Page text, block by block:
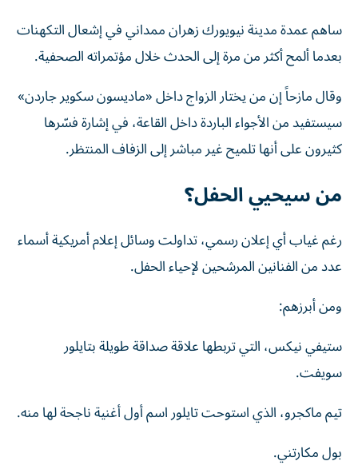
ساهم عمدة مدينة نيويورك زهران ممداني في إشعال التكهنات
بعدما ألمح أكثر من مرة إلى الحدث خلال مؤتمراته الصحفية.
وقال مازحاً إن من يختار الزواج داخل «ماديسون سكوير جاردن»
سيستفيد من الأجواء الباردة داخل القاعة، في إشارة فسّرها
كثيرون على أنها تلميح غير مباشر إلى الزفاف المنتظر.
من سيحيي الحفل؟
رغم غياب أي إعلان رسمي، تداولت وسائل إعلام أمريكية أسماء
عدد من الفنانين المرشحين لإحياء الحفل.
ومن أبرزهم:
ستيفي نيكس، التي تربطها علاقة صداقة طويلة بتايلور
سويفت.
تيم ماكجرو، الذي استوحت تايلور اسم أول أغنية ناجحة لها منه.
بول مكارتني.